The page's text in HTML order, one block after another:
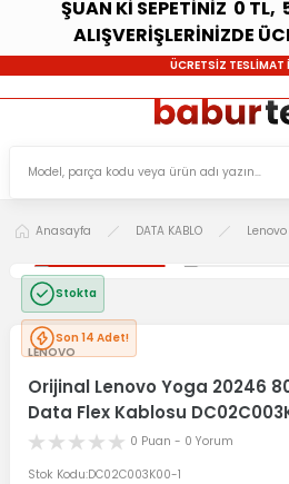
ŞUAN Kİ SEPETİNİZ 0 TL,
ALIŞVERİŞLERİNİZDE
ÜCRETSİZ TESLİMAT
Anasayfa DATA KABLO
Stokta
Son 14 Adet!
LENOVO
Orijinal Lenovo Yoga 20246
Data Flex Kablosu
0 Puan - 0 Yorum
Stok Kodu DC02C003K00-1